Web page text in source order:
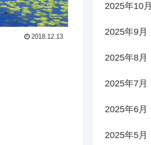
2018.12.13
2025年10月
2025年9月
2025年8月
2025年7月
2025年6月
2025年5月